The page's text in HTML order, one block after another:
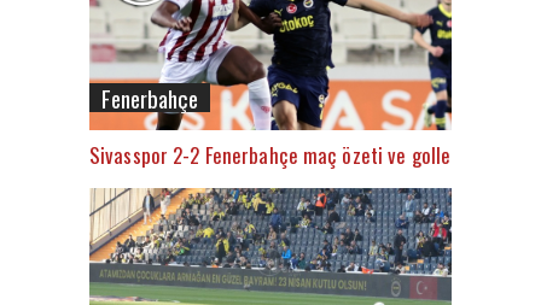
Fenerbahçe
Sivasspor 2-2 Fenerbahçe maç özeti ve golleri (İZLE)